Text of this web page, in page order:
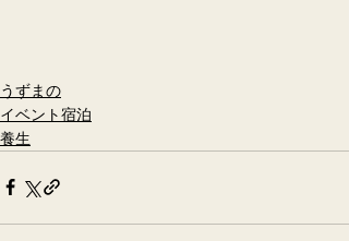
うずまの
イベント宿泊
養生